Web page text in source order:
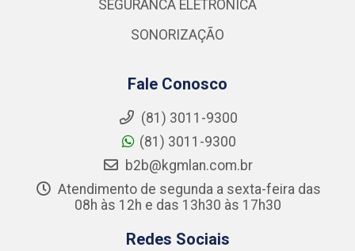
SEGURANCA ELETRONICA
SONORIZAÇÃO
Fale Conosco
(81) 3011-9300
(81) 3011-9300
b2b@kgmlan.com.br
Atendimento de segunda a sexta-feira das
08h às 12h e das 13h30 às 17h30
Redes Sociais